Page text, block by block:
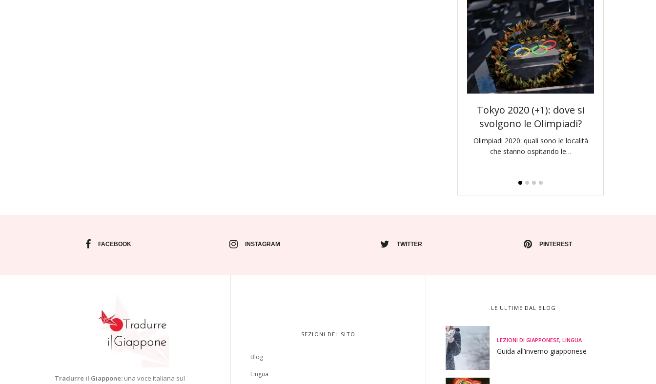
Tokyo 2020 (+1): dove si
svolgono le Olimpiadi?
Olimpiadi 2020: quali sono le località
che stanno ospitando le…
FACEBOOK INSTAGRAM TWITTER PINTEREST
Tradurre il Giappone: una voce italiana sul
SEZIONI DEL SITO
Blog
Lingua
LE ULTIME DAL BLOG
LEZIONI DI GIAPPONESE, LINGUA
Guida all’inverno giapponese